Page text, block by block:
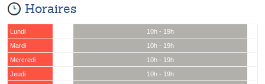
Horaires
Lundi
10h - 19h
Mardi
10h - 19h
Mercredi
10h - 19h
Jeudi
10h - 19h